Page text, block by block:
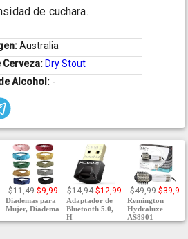
de cuchara.
Australia
Cerveza: Dry Stout
Alcohol: -
$11,49 $9,99
Diademas para
Mujer, Diadema
$14,94 $12,99
Adaptador de
Bluetooth 5.0,
H
$49,99 $39,9
Remington
Hydraluxe
AS8901 -